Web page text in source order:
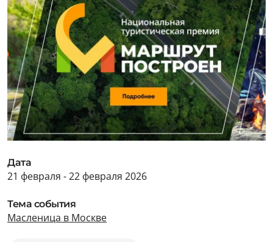
Дата
21 февраля - 22 февраля 2026
Тема события
Масленица в Москве